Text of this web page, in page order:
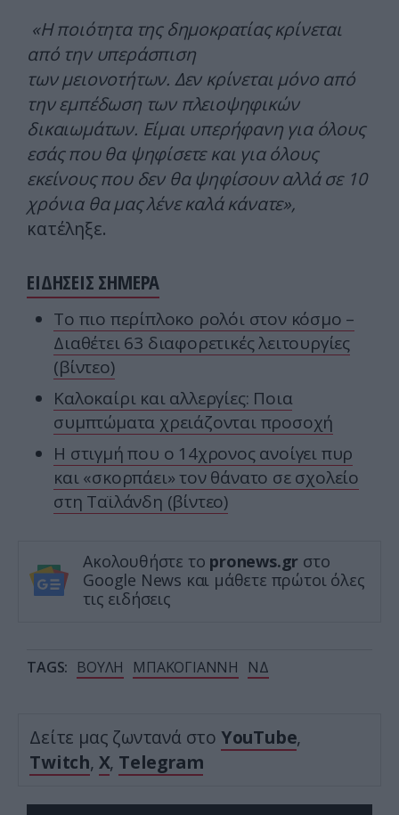
«Η ποιότητα της δημοκρατίας κρίνεται
από την υπεράσπιση
των μειονοτήτων. Δεν κρίνεται μόνο από
την εμπέδωση των πλειοψηφικών
δικαιωμάτων. Είμαι υπερήφανη για όλους
εσάς που θα ψηφίσετε και για όλους
εκείνους που δεν θα ψηφίσουν αλλά σε 10
χρόνια θα μας λένε καλά κάνατε»,
κατέληξε.
ΕΙΔΗΣΕΙΣ ΣΗΜΕΡΑ
Το πιο περίπλοκο ρολόι στον κόσμο –
Διαθέτει 63 διαφορετικές λειτουργίες
(βίντεο)
Καλοκαίρι και αλλεργίες: Ποια
συμπτώματα χρειάζονται προσοχή
Η στιγμή που ο 14χρονος ανοίγει πυρ
και «σκορπάει» τον θάνατο σε σχολείο
στη Ταϊλάνδη (βίντεο)
Ακολουθήστε το pronews.gr στο
Google News και μάθετε πρώτοι όλες
τις ειδήσεις
TAGS: ΒΟΥΛΗ ΜΠΑΚΟΓΙΑΝΝΗ ΝΔ
Δείτε μας ζωντανά στο YouTube,
Twitch, X, Telegram